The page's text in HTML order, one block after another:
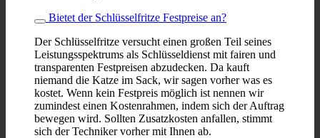
Bietet der Schlüsselfritze Festpreise an?
Der Schlüsselfritze versucht einen großen Teil seines
Leistungsspektrums als Schlüsseldienst mit fairen und
transparenten Festpreisen abzudecken. Da kauft
niemand die Katze im Sack, wir sagen vorher was es
kostet. Wenn kein Festpreis möglich ist nennen wir
zumindest einen Kostenrahmen, indem sich der Auftrag
bewegen wird. Sollten Zusatzkosten anfallen, stimmt
sich der Techniker vorher mit Ihnen ab.